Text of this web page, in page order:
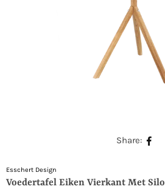
Share:
Esschert Design
Voedertafel Eiken Vierkant Met Silo